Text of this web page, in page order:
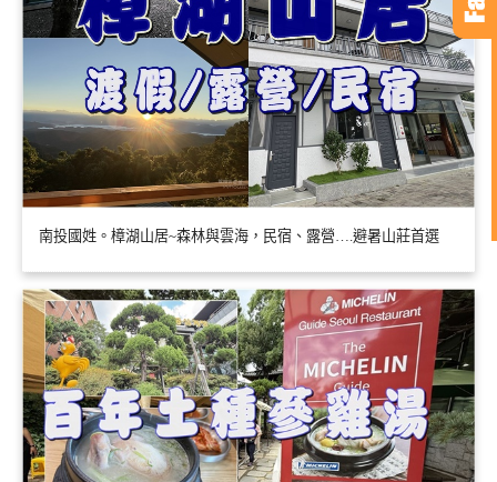
南投國姓。樟湖山居~森林與雲海，民宿、露營….避暑山莊首選